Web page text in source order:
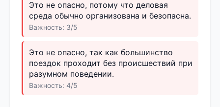
Это не опасно, потому что деловая
среда обычно организована и безопасна.
Важность: 3/5
Это не опасно, так как большинство
поездок проходит без происшествий при
разумном поведении.
Важность: 4/5